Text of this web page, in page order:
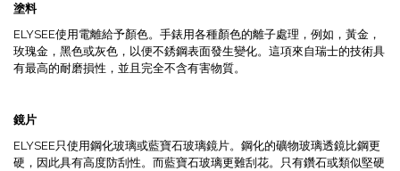
塗料
ELYSEE使用電離給予顏色。手錶用各種顏色的離子處理，例如，黃金，
玫瑰金，黑色或灰色，以便不銹鋼表面發生變化。這項來自瑞士的技術具
有最高的耐磨損性，並且完全不含有害物質。
鏡片
ELYSEE只使用鋼化玻璃或藍寶石玻璃鏡片。鋼化的礦物玻璃透鏡比鋼更
硬，因此具有高度防刮性。而藍寶石玻璃更難刮花。只有鑽石或類似堅硬